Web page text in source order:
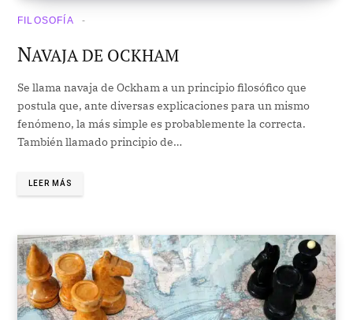
FILOSOFÍA
NAVAJA DE OCKHAM
Se llama navaja de Ockham a un principio filosófico que
postula que, ante diversas explicaciones para un mismo
fenómeno, la más simple es probablemente la correcta.
También llamado principio de…
LEER MÁS